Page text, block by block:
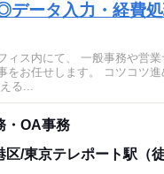
データ入力・経費
ィス内にて、 一般事務や営
をお任せします。 コツコツ
る...
・OA事務
区/東京テレポート駅（徒